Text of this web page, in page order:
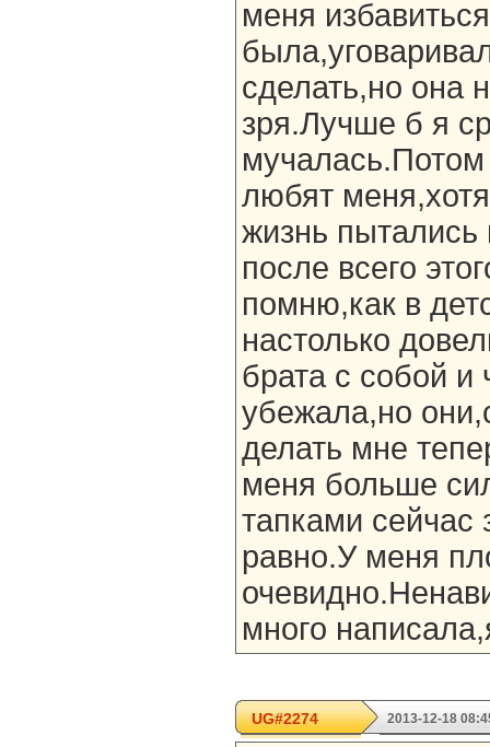
меня
сделать,но она
зря.Лучше б я
любят
жизнь пытались
после всего
помню,как в
настолько
брата с собой и
убежала,но
делать мне
меня больше
тапками сейчас
равно.У меня
много
UG#2274 2013-12-18